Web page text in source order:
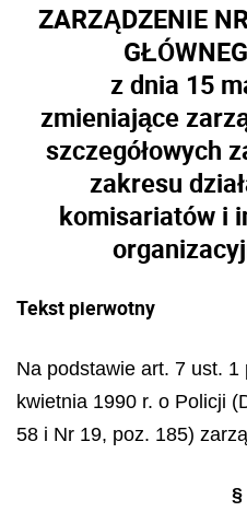
ZARZĄDZENIE
z dnia 15
zmieniające
szczegółowych
zakresu
komisariatów i
Tekst pierwotny
Na podstawie art. 7 ust.
kwietnia 1990 r. o Policji
58 i Nr 19, poz. 185)
§